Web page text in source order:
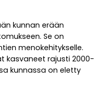
kunnan erään
Se on
menokehitykselle.
kasvaneet rajusti 2000-
kunnassa on eletty